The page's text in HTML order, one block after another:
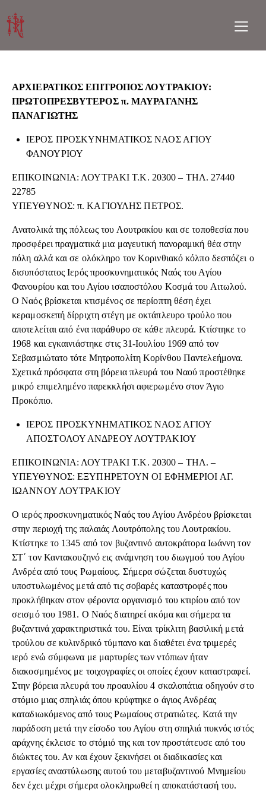
ΑΡΧΙΕΡΑΤΙΚΟΣ ΕΠΙΤΡΟΠΟΣ ΛΟΥΤΡΑΚΙΟΥ:
ΠΡΩΤΟΠΡΕΣΒΥΤΕΡΟΣ π. ΜΑΥΡΑΓΑΝΗΣ
ΠΑΝΑΓΙΩΤΗΣ
ΙΕΡΟΣ ΠΡΟΣΚΥΝΗΜΑΤΙΚΟΣ ΝΑΟΣ ΑΓΙΟΥ
ΦΑΝΟΥΡΙΟΥ
ΕΠΙΚΟΙΝΩΝΙΑ: ΛΟΥΤΡΑΚΙ Τ.Κ. 20300 – ΤΗΛ. 27440
22785
ΥΠΕΥΘΥΝΟΣ: π. ΚΑΓΙΟΥΛΗΣ ΠΕΤΡΟΣ.
Ανατολικά της πόλεως του Λουτρακίου και σε τοποθεσία που
προσφέρει πραγματικά μια μαγευτική πανοραμική θέα στην
πόλη αλλά και σε ολόκληρο τον Κορινθιακό κόλπο δεσπόζει ο
δισυπόστατος Ιερός προσκυνηματικός Ναός του Αγίου
Φανουρίου και του Αγίου ισαποστόλου Κοσμά του Αιτωλού.
Ο Ναός βρίσκεται κτισμένος σε περίοπτη θέση έχει
κεραμοσκεπή δίρριχτη στέγη με οκτάπλευρο τρούλο που
αποτελείται από ένα παράθυρο σε κάθε πλευρά. Κτίστηκε το
1968 και εγκαινιάστηκε στις 31-Ιουλίου 1969 από τον
Σεβασμιώτατο τότε Μητροπολίτη Κορίνθου Παντελεήμονα.
Σχετικά πρόσφατα στη βόρεια πλευρά του Ναού προστέθηκε
μικρό επιμελημένο παρεκκλήσι αφιερωμένο στον Άγιο
Προκόπιο.
ΙΕΡΟΣ ΠΡΟΣΚΥΝΗΜΑΤΙΚΟΣ ΝΑΟΣ ΑΓΙΟΥ
ΑΠΟΣΤΟΛΟΥ ΑΝΔΡΕΟΥ ΛΟΥΤΡΑΚΙΟΥ
ΕΠΙΚΟΙΝΩΝΙΑ: ΛΟΥΤΡΑΚΙ Τ.Κ. 20300 – ΤΗΛ. –
ΥΠΕΥΘΥΝΟΣ: ΕΞΥΠΗΡΕΤΟΥΝ ΟΙ ΕΦΗΜΕΡΙΟΙ ΑΓ.
ΙΩΑΝΝΟΥ ΛΟΥΤΡΑΚΙΟΥ
Ο ιερός προσκυνηματικός Ναός του Αγίου Ανδρέου βρίσκεται
στην περιοχή της παλαιάς Λουτρόπολης του Λουτρακίου.
Κτίστηκε το 1345 από τον βυζαντινό αυτοκράτορα Ιωάννη τον
ΣΤ΄ τον Καντακουζηνό εις ανάμνηση του διωγμού του Αγίου
Ανδρέα από τους Ρωμαίους. Σήμερα σώζεται δυστυχώς
υποστυλωμένος μετά από τις σοβαρές καταστροφές που
προκλήθηκαν στον φέροντα οργανισμό του κτιρίου από τον
σεισμό του 1981. Ο Ναός διατηρεί ακόμα και σήμερα τα
βυζαντινά χαρακτηριστικά του. Είναι τρίκλιτη βασιλική μετά
τρούλου σε κυλινδρικό τύμπανο και διαθέτει ένα τριμερές
ιερό ενώ σύμφωνα με μαρτυρίες των ντόπιων ήταν
διακοσμημένος με τοιχογραφίες οι οποίες έχουν καταστραφεί.
Στην βόρεια πλευρά του προαυλίου 4 σκαλοπάτια οδηγούν στο
στόμιο μιας σπηλιάς όπου κρύφτηκε ο άγιος Ανδρέας
καταδιωκόμενος από τους Ρωμαίους στρατιώτες. Κατά την
παράδοση μετά την είσοδο του Αγίου στη σπηλιά πυκνός ιστός
αράχνης έκλεισε το στόμιό της και τον προστάτευσε από του
διώκτες του. Αν και έχουν ξεκινήσει οι διαδικασίες και
εργασίες αναστύλωσης αυτού του μεταβυζαντινού Μνημείου
δεν έχει μέχρι σήμερα ολοκληρωθεί η αποκατάστασή του.